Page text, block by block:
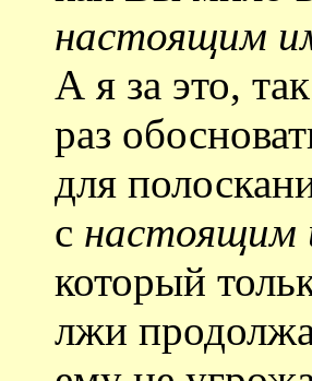
настоящим
А я за это,
раз
для
с настоящим
который
лжи